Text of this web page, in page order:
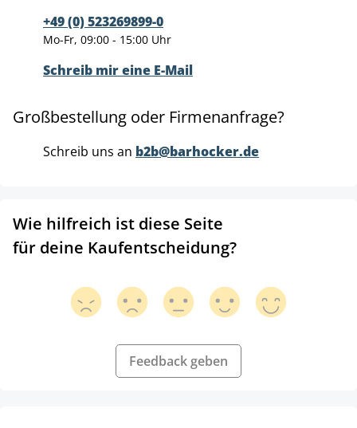
+49 (0) 523269899-0
Mo-Fr, 09:00 - 15:00 Uhr
Schreib mir eine E-Mail
Großbestellung oder Firmenanfrage?
Schreib uns an b2b@barhocker.de
Wie hilfreich ist diese Seite
für deine Kaufentscheidung?
Feedback geben